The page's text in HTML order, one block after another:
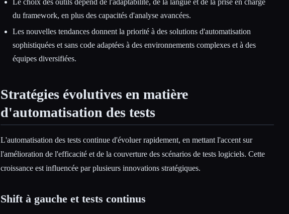
du framework, en plus des capacités d'analyse avancées.
Les nouvelles tendances donnent la priorité à des solutions d'automatisation
sophistiquées et sans code adaptées à des environnements complexes et à des
équipes diversifiées.
Stratégies évolutives en matière
d'automatisation des tests
L'automatisation des tests continue d'évoluer rapidement, en mettant l'accent sur
l'amélioration de l'efficacité et de la couverture des scénarios de tests logiciels. Cette
croissance est influencée par plusieurs innovations stratégiques.
Shift à gauche et tests continus